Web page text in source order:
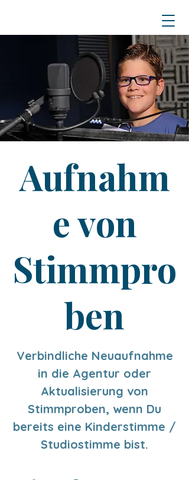
Aufnahm
e von
Stimmpro
ben
Verbindliche Neuaufnahme
in die Agentur oder
Aktualisierung von
Stimmproben, wenn Du
bereits eine Kinderstimme /
Studiostimme bist.